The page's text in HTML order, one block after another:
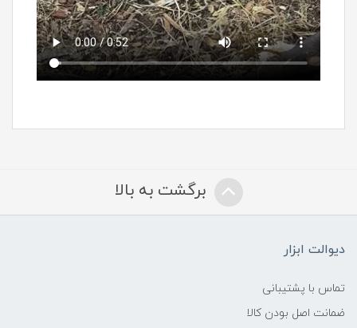
برگشت به بالا
دیوالت ابزار
تماس با پشتیبانی
ضمانت اصل بودن کالا